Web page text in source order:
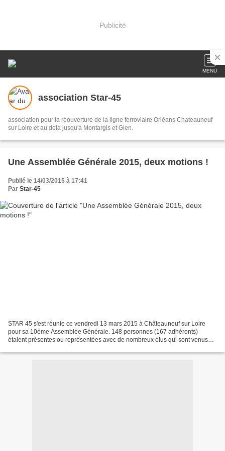
Publicité
MENU
association Star-45
association pour la réouverture de la ligne ferroviaire Orléans Chateauneuf
sur Loire et au delà jusqu'à Montargis et Gien.
Une Assemblée Générale 2015, deux motions !
Publié le 14/03/2015 à 17:41
Par Star-45
STAR 45 s'est réunie ce vendredi 13 mars 2015 à Châteauneuf sur Loire
pour sa 10ème Assemblée Générale. 148 personnes (167 adhérents)
étaient présentes ou représentées avec de nombreux élus qui sont venus